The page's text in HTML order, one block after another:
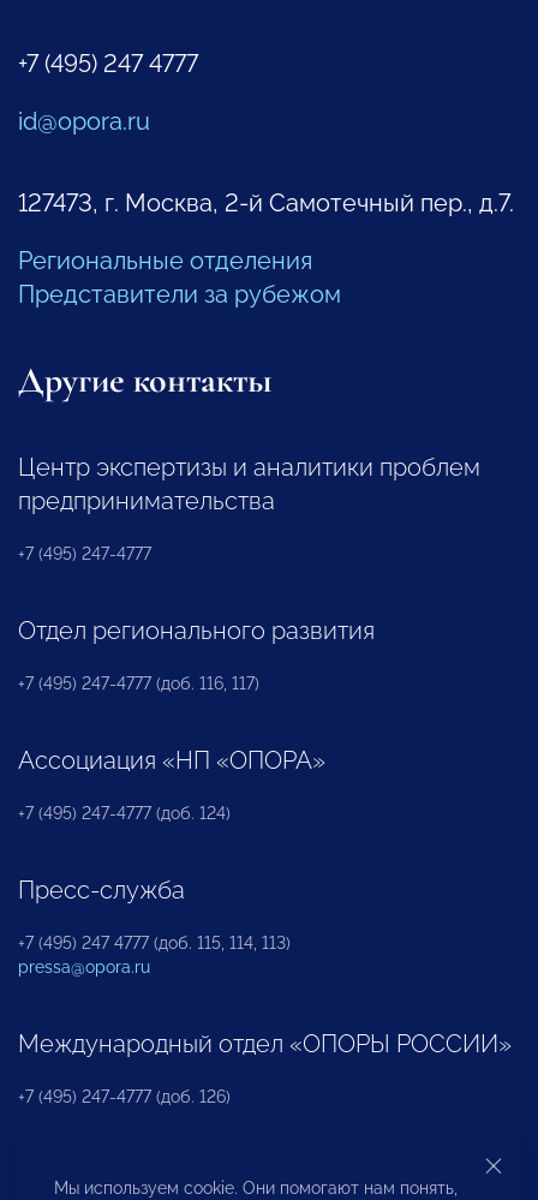
+7 (495) 247 4777
id@opora.ru
127473, г. Москва, 2-й Самотечный пер., д.7.
Региональные отделения
Представители за рубежом
Другие контакты
Центр экспертизы и аналитики проблем
предпринимательства
+7 (495) 247-4777
Отдел регионального развития
+7 (495) 247-4777 (доб. 116, 117)
Ассоциация «НП «ОПОРА»
+7 (495) 247-4777 (доб. 124)
Пресс-служба
+7 (495) 247 4777 (доб. 115, 114, 113)
pressa@opora.ru
Международный отдел «ОПОРЫ РОССИИ»
+7 (495) 247-4777 (доб. 126)
Бюро по защите прав предпринимателей и
Мы используем cookie. Они помогают нам понять,